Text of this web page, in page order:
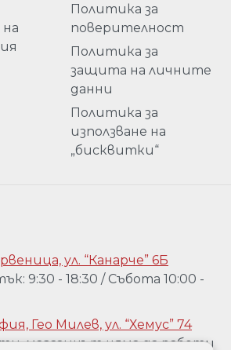
Политика за
поверителност
Политика за
защита на личните
данни
Политика за
използване на
„бисквитки“
ул. “Канарче” 6Б
9:30 - 18:30 / Събота 10:00 -
Гео Милев, ул. “Хемус” 74
магазинът няма да работи